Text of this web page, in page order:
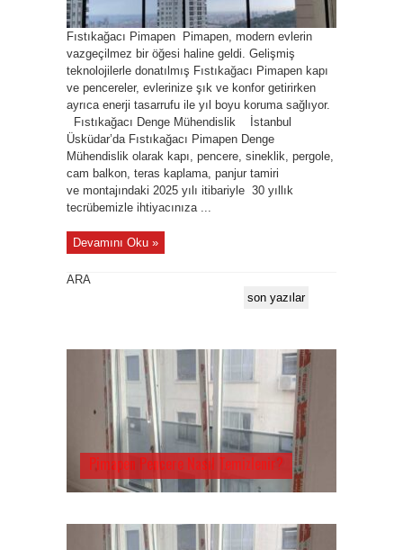
Fıstıkağacı Pimapen Pimapen, modern evlerin
vazgeçilmez bir öğesi haline geldi. Gelişmiş
teknolojilerle donatılmış Fıstıkağacı Pimapen kapı
ve pencereler, evlerinize şık ve konfor getirirken
ayrıca enerji tasarrufu ile yıl boyu koruma sağlıyor.
Fıstıkağacı Denge Mühendislik İstanbul
Üsküdar’da Fıstıkağacı Pimapen Denge
Mühendislik olarak kapı, pencere, sineklik, pergole,
cam balkon, teras kaplama, panjur tamiri
ve montajındaki 2025 yılı itibariyle 30 yıllık
tecrübemizle ihtiyacınıza ...
Devamını Oku »
ARA
son yazılar
Pimapen Pencere Nasıl Temizlenir?